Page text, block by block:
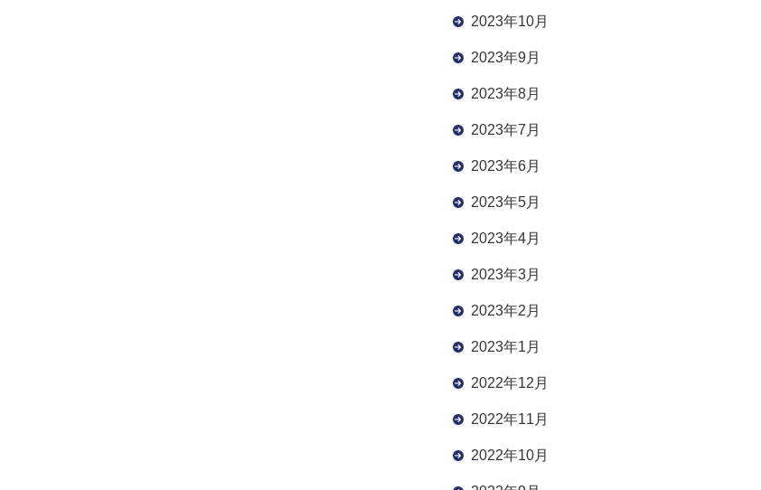
2023年10月
2023年9月
2023年8月
2023年7月
2023年6月
2023年5月
2023年4月
2023年3月
2023年2月
2023年1月
2022年12月
2022年11月
2022年10月